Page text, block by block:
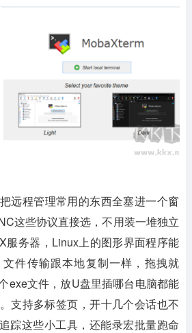
远程管理常用的东西全塞进一个窗
这些协议直接选，不用装一堆独立
服务器，Linux上的图形界面程序能
件传输跟本地复制一样，拖拽就
exe文件，放U盘里插哪台电脑都能
支持多标签页，开十几个会话也不
踪这些小工具，还能录宏批量跑命